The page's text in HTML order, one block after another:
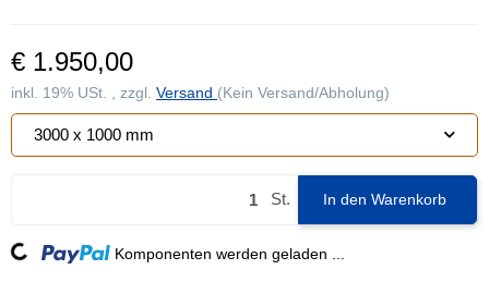
€ 1.950,00
inkl. 19% USt. , zzgl. Versand (Kein Versand/Abholung)
3000 x 1000 mm
St. In den Warenkorb
Loading... Komponenten werden geladen ...